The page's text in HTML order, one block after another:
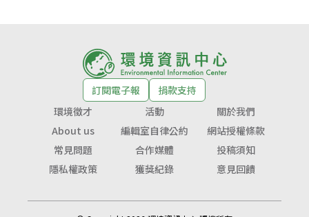
訂閱電子報
捐款支持
環境徵才
活動
關於我們
About us
編輯室自律公約
網站授權條款
常見問題
合作媒體
投稿須知
隱私權政策
獲獎紀錄 意見回饋